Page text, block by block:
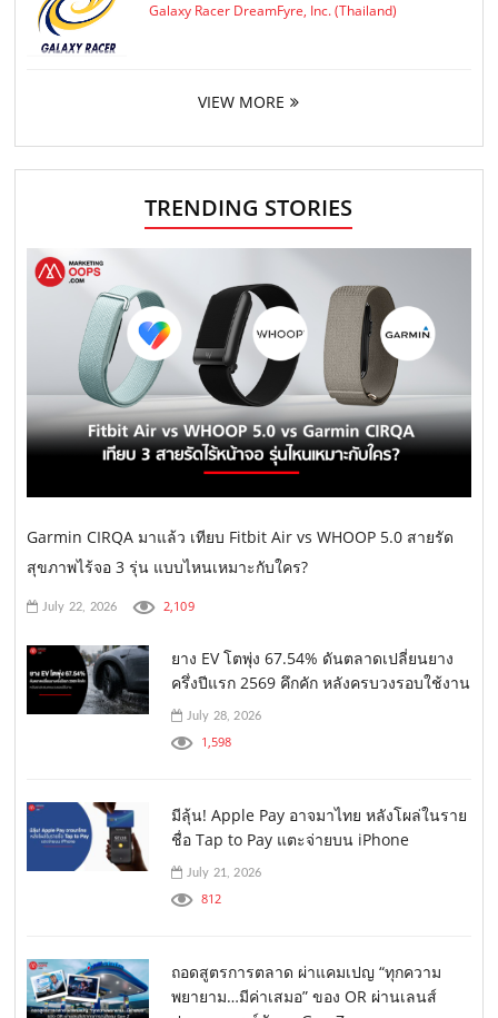
Galaxy Racer DreamFyre, Inc. (Thailand)
VIEW MORE
TRENDING STORIES
Garmin CIRQA มาแล้ว เทียบ Fitbit Air vs WHOOP 5.0 สายรัด
สุขภาพไร้จอ 3 รุ่น แบบไหนเหมาะกับใคร?
July 22, 2026 2,109
ยาง EV โตพุ่ง 67.54% ดันตลาดเปลี่ยนยาง
ครึ่งปีแรก 2569 คึกคัก หลังครบวงรอบใช้งาน
July 28, 2026
1,598
มีลุ้น! Apple Pay อาจมาไทย หลังโผล่ในราย
ชื่อ Tap to Pay แตะจ่ายบน iPhone
July 21, 2026
812
ถอดสูตรการตลาด ผ่าแคมเปญ “ทุกความ
พยายาม…มีค่าเสมอ” ของ OR ผ่านเลนส์